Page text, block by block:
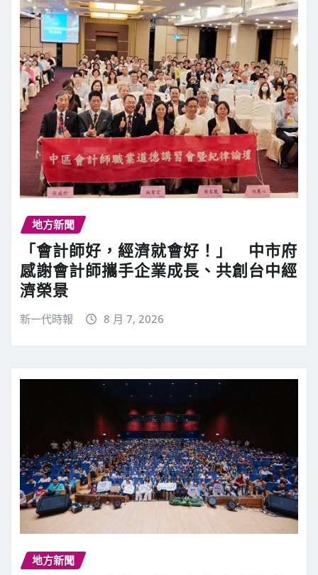
地方新聞
「會計師好，經濟就會好！」 中市府
感謝會計師攜手企業成長、共創台中經
濟榮景
新一代時報 8 月 7, 2026
地方新聞